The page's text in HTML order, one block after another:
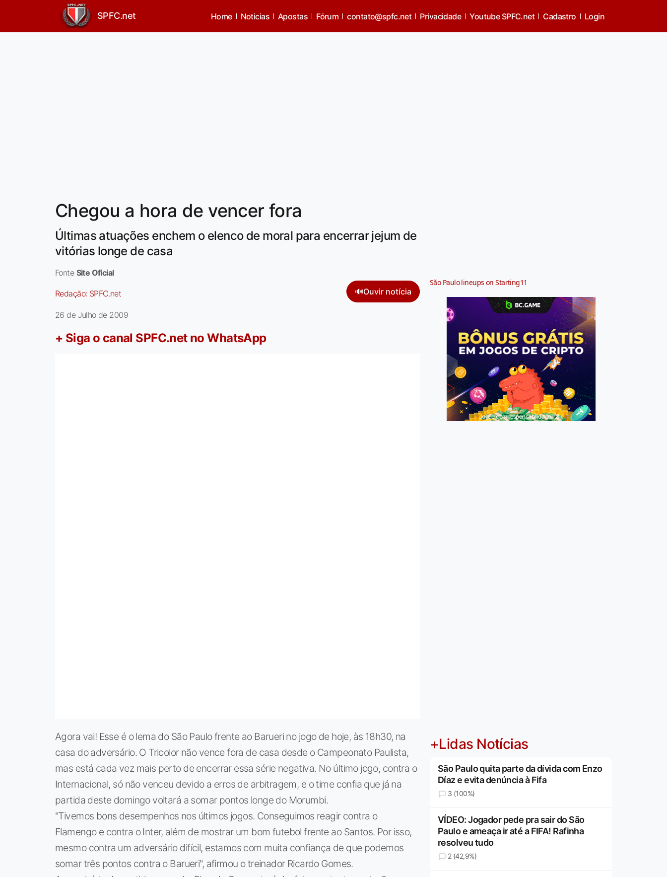
SPFC.net Home Noticias Apostas Fórum contato@spfc.net Privacidade Youtube SPFC.net Cadastro Login
Chegou a hora de vencer fora
Últimas atuações enchem o elenco de moral para encerrar jejum de
vitórias longe de casa
Fonte Site Oficial
Redação: SPFC.net 🔊Ouvir notícia
26 de Julho de 2009
+ Siga o canal SPFC.net no WhatsApp
Agora vai! Esse é o lema do São Paulo frente ao Barueri no jogo de hoje, às 18h30, na
casa do adversário. O Tricolor não vence fora de casa desde o Campeonato Paulista,
mas está cada vez mais perto de encerrar essa série negativa. No último jogo, contra o
Internacional, só não venceu devido a erros de arbitragem, e o time confia que já na
partida deste domingo voltará a somar pontos longe do Morumbi.
"Tivemos bons desempenhos nos últimos jogos. Conseguimos reagir contra o
Flamengo e contra o Inter, além de mostrar um bom futebol frente ao Santos. Por isso,
mesmo contra um adversário difícil, estamos com muita confiança de que podemos
somar três pontos contra o Barueri", afirmou o treinador Ricardo Gomes.
São Paulo lineups on Starting11
Jogue com responsabilidade. 18+
+Lidas Notícias
São Paulo quita parte da dívida com Enzo
Díaz e evita denúncia à Fifa
3 (100%)
VÍDEO: Jogador pede pra sair do São
Paulo e ameaça ir até a FIFA! Rafinha
resolveu tudo
2 (42,9%)